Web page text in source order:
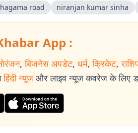
road niranjan kumar sinha
App :
, बिजनेस अपडेट, धर्म, क्रिकेट,
हिंदी न्यूज और लाइव न्यूज कवरेज के लिए